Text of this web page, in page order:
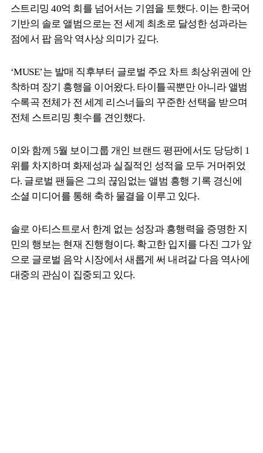
스트리밍 40억 회를 넘어서는 기염을 토했다. 이는 한국어
기반의 솔로 앨범으로는 전 세계 최초로 달성한 성과라는
점에서 팝 음악 역사상 의미가 깊다.
‘MUSE’는 발매 직후부터 글로벌 주요 차트 최상위권에 안
착하며 장기 흥행을 이어왔다. 타이틀곡뿐만 아니라 앨범
수록곡 전체가 전 세계 리스너들의 꾸준한 선택을 받으며
전체 스트리밍 횟수를 견인했다.
이와 함께 5월 보이그룹 개인 브랜드 평판에서도 당당히 1
위를 차지하며 화제성과 실질적인 성적을 모두 거머쥐었
다. 글로벌 팬들은 그의 끊임없는 앨범 흥행 기록 경신에
소셜 미디어를 통해 축하 물결을 이루고 있다.
솔로 아티스트로서 한계 없는 성장과 흥행력을 증명한 지
민의 행보는 현재 진행형이다. 확고한 입지를 다진 그가 앞
으로 글로벌 음악 시장에서 새롭게 써 내려갈 다음 역사에
대중의 관심이 집중되고 있다.